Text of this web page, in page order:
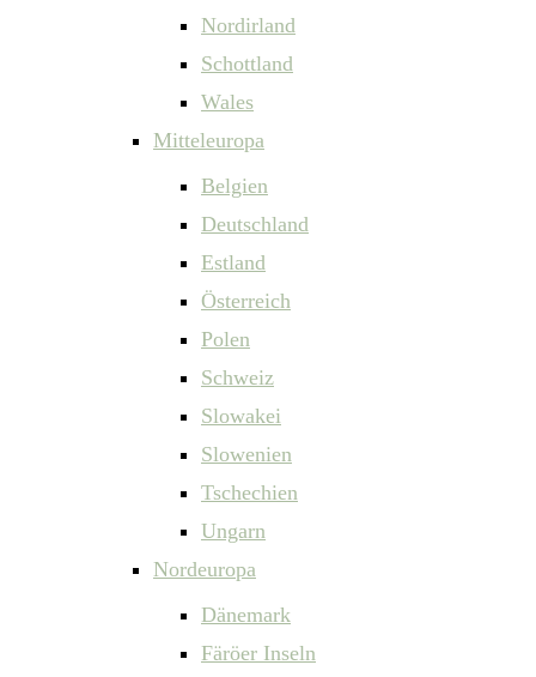
Nordirland
Schottland
Wales
Mitteleuropa
Belgien
Deutschland
Estland
Österreich
Polen
Schweiz
Slowakei
Slowenien
Tschechien
Ungarn
Nordeuropa
Dänemark
Färöer Inseln